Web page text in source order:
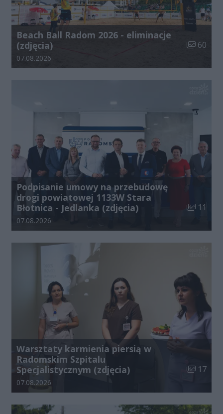
Beach Ball Radom 2026 - eliminacje
(zdjęcia)
Liczba
60
Data dodania galerii:
07.08.2026
Podpisanie umowy na przebudowę
drogi powiatowej 1133W Stara
Błotnica - Jedlanka (zdjęcia)
Liczba
11
Data dodania galerii:
07.08.2026
Warsztaty karmienia piersią w
Radomskim Szpitalu
Specjalistycznym (zdjęcia)
Liczba
17
Data dodania galerii:
07.08.2026